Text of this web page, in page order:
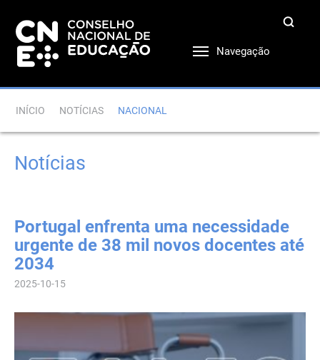
Navegação
INÍCIO NOTÍCIAS NACIONAL
Notícias
Portugal enfrenta uma necessidade
urgente de 38 mil novos docentes até
2034
2025-10-15